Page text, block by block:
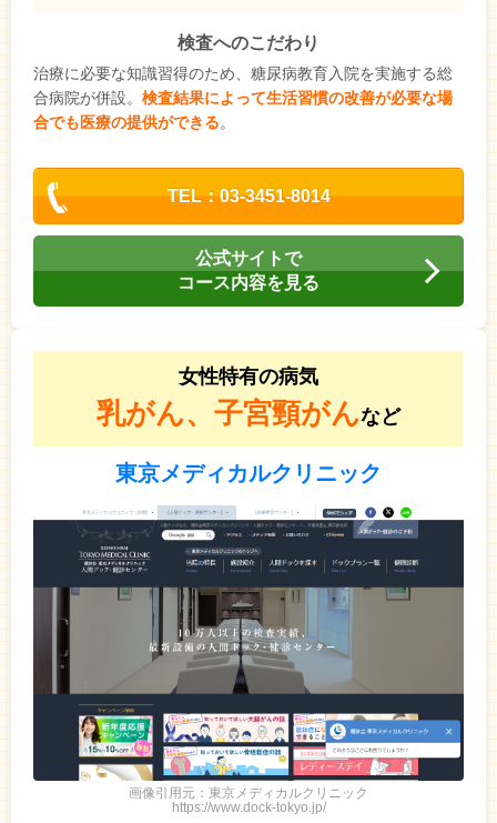
検査へのこだわり
治療に必要な知識習得のため、糖尿病教育入院を実施する総
合病院が併設。 検査結果によって生活習慣の改善が必要な場
合でも医療の提供ができる。
TEL：03-3451-8014
公式サイトで
コース内容を見る
女性特有の病気
乳がん、子宮頸がんなど
東京メディカルクリニック
画像引用元：東京メディカルクリニック
https://www.dock-tokyo.jp/